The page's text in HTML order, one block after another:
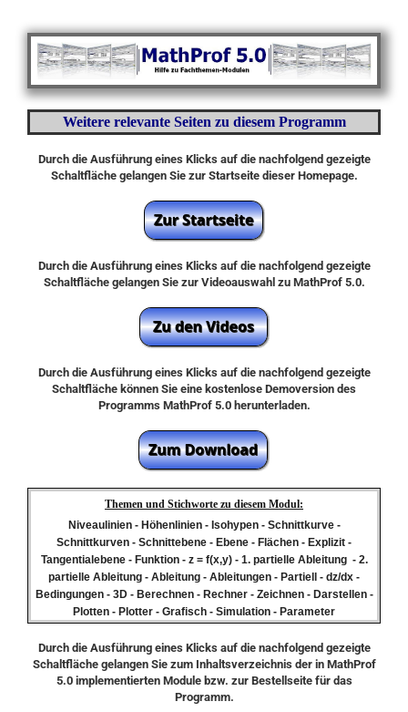
Weitere relevante Seiten zu diesem Programm
Durch die Ausführung eines Klicks auf die nachfolgend gezeigte
Schaltfläche gelangen Sie zur Startseite dieser Homepage.
Durch die Ausführung eines Klicks auf die nachfolgend gezeigte
Schaltfläche gelangen Sie zur Videoauswahl zu MathProf 5.0.
Durch die Ausführung eines Klicks auf die nachfolgend gezeigte
Schaltfläche können Sie eine kostenlose Demoversion des
Programms MathProf 5.0 herunterladen.
Themen und Stichworte zu diesem Modul:
Niveaulinien - Höhenlinien - Isohypen - Schnittkurve -
Schnittkurven - Schnittebene - Ebene - Flächen - Explizit -
Tangentialebene - Funktion - z = f(x,y) - 1. partielle Ableitung - 2.
partielle Ableitung - Ableitung - Ableitungen - Partiell - dz/dx -
Bedingungen - 3D - Berechnen - Rechner - Zeichnen - Darstellen -
Plotten - Plotter - Grafisch - Simulation - Parameter
Durch die Ausführung eines Klicks auf die nachfolgend gezeigte
Schaltfläche gelangen Sie zum Inhaltsverzeichnis der in MathProf
5.0 implementierten Module bzw. zur Bestellseite für das
Programm.